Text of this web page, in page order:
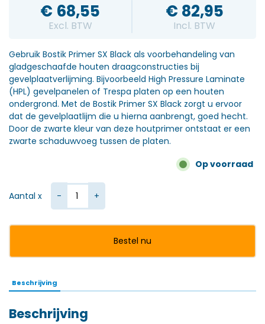
€ 68,55
Excl. BTW
€ 82,95
Incl. BTW
Gebruik Bostik Primer SX Black als voorbehandeling van
gladgeschaafde houten draagconstructies bij
gevelplaatverlijming. Bijvoorbeeld High Pressure Laminate
(HPL) gevelpanelen of Trespa platen op een houten
ondergrond. Met de Bostik Primer SX Black zorgt u ervoor
dat de gevelplaatlijm die u hierna aanbrengt, goed hecht.
Door de zwarte kleur van deze houtprimer ontstaat er een
zwarte schaduwvoeg tussen de platen.
Op voorraad
Aantal x
Bostik Primer SX Black 1000 ml aantal
Bestel nu
Beschrijving
Beschrijving